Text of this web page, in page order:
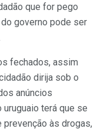
que for pego
governo pode ser
fechados, assim
dirija sob o
anúncios
terá que se
prevenção às drogas,